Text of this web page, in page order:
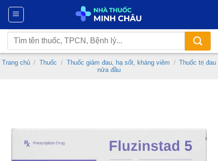
Chuyển
nội
dung
Tìm
kiếm:
Trang chủ / Thuốc / Thuốc giảm đau, hạ sốt, kháng viêm / Thuốc trị đau
nửa đầu